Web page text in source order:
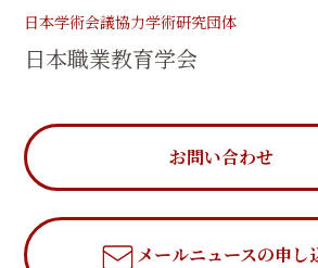
日本学術会議協力学術研究団体
日本職業教育学会
お問い合わせ
メールニュースの申し